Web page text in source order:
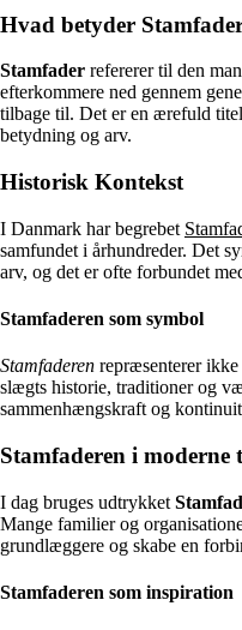
Hvad betyder
Stamfader refererer til den
efterkommere ned gennem
tilbage til. Det er en ærefuld
betydning og arv.
Historisk Kontekst
I Danmark har begrebet
samfundet i århundreder. Det
arv, og det er ofte forbundet
Stamfaderen som symbol
Stamfaderen repræsenterer ikke
slægts historie, traditioner og
sammenhængskraft og
Stamfaderen i moderne
I dag bruges udtrykket
Mange familier og
grundlæggere og skabe en
Stamfaderen som inspiration